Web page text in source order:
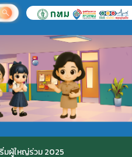
มผู้ใหญ่ร่วม 2025